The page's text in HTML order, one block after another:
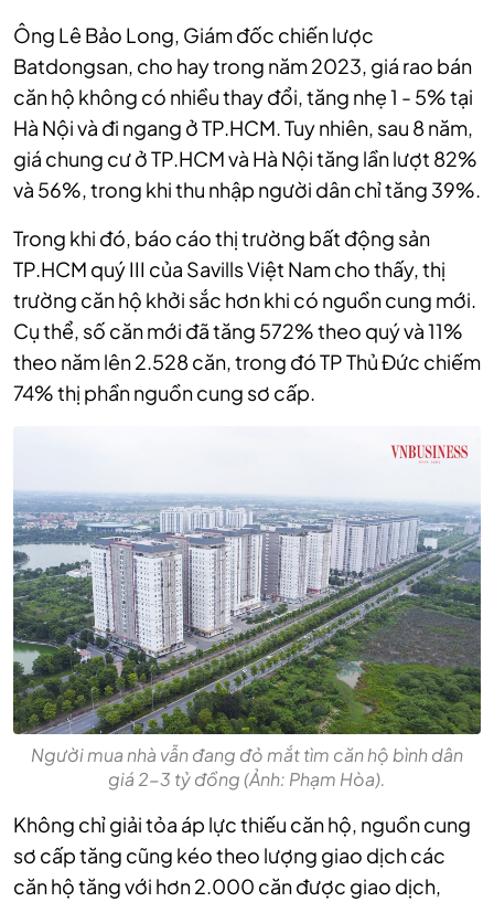
Ông Lê Bảo Long, Giám đốc chiến lược
Batdongsan, cho hay trong năm 2023, giá rao bán
căn hộ không có nhiều thay đổi, tăng nhẹ 1 - 5% tại
Hà Nội và đi ngang ở TP.HCM. Tuy nhiên, sau 8 năm,
giá chung cư ở TP.HCM và Hà Nội tăng lần lượt 82%
và 56%, trong khi thu nhập người dân chỉ tăng 39%.
Trong khi đó, báo cáo thị trường bất động sản
TP.HCM quý III của Savills Việt Nam cho thấy, thị
trường căn hộ khởi sắc hơn khi có nguồn cung mới.
Cụ thể, số căn mới đã tăng 572% theo quý và 11%
theo năm lên 2.528 căn, trong đó TP Thủ Đức chiếm
74% thị phần nguồn cung sơ cấp.
Người mua nhà vẫn đang đỏ mắt tìm căn hộ bình dân
giá 2-3 tỷ đồng (Ảnh: Phạm Hòa).
Không chỉ giải tỏa áp lực thiếu căn hộ, nguồn cung
sơ cấp tăng cũng kéo theo lượng giao dịch các
căn hộ tăng với hơn 2.000 căn được giao dịch,